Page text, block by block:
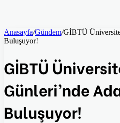
Anasayfa/Gündem/GİBTÜ
Buluşuyor!
GİBTÜ
Günleri’nde
Buluşuyor!